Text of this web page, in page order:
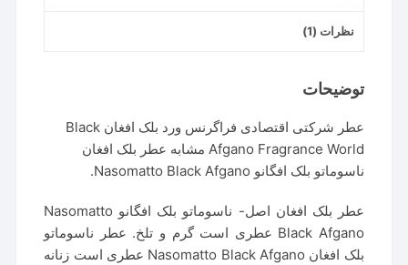
نظرات (1)
توضیحات
عطر شرکتی اقتصادی فراگرنس ورد بلک افغان Black
Afgano Fragrance World مشابه عطر بلک افغان
ناسوماتو بلک افگانو Nasomatto Black Afgano.
عطر بلک افغان اصل- ناسوماتو بلک افگانو Nasomatto
Black Afgano عطری است گرم و تلخ. عطر ناسوماتو
بلک افغان Nasomatto Black Afgano عطری است زنانه